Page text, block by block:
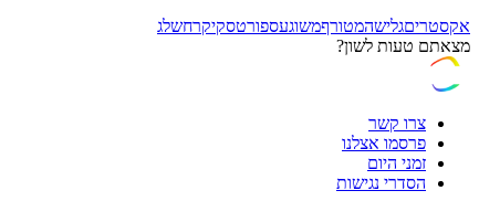
אקסטריםגלישהמטורףמשוגעספורטסקיקרחשלג
מצאתם טעות לשון?
צרו קשר
פרסמו אצלנו
זמני היום
הסדרי נגישות